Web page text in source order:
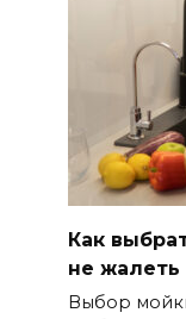
Как
не жалеть
Выбор